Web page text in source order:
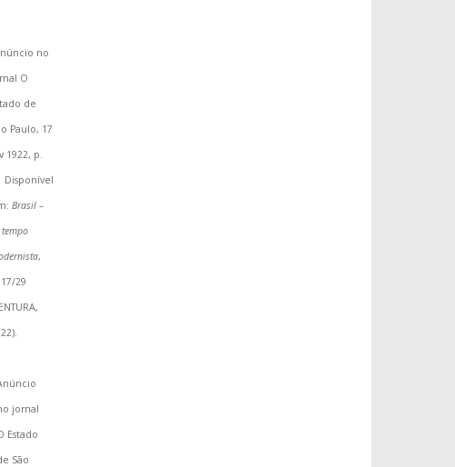
no
O
de
Paulo, 17
1922, p.
Disponível
Brasil –
tempo
,
29
jornal
Estado
São